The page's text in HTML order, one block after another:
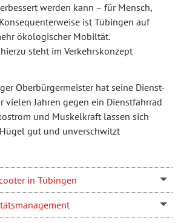
werden kann – für Mensch,
ist Tübingen auf
ökologischer Mobiltät.
steht im Verkehrskonzept
Oberbürgermeister hat seine Dienst-
vielen Jahren gegen ein Dienstfahrrad
und Muskelkraft lassen sich
gut und unverschwitzt
in Tübingen